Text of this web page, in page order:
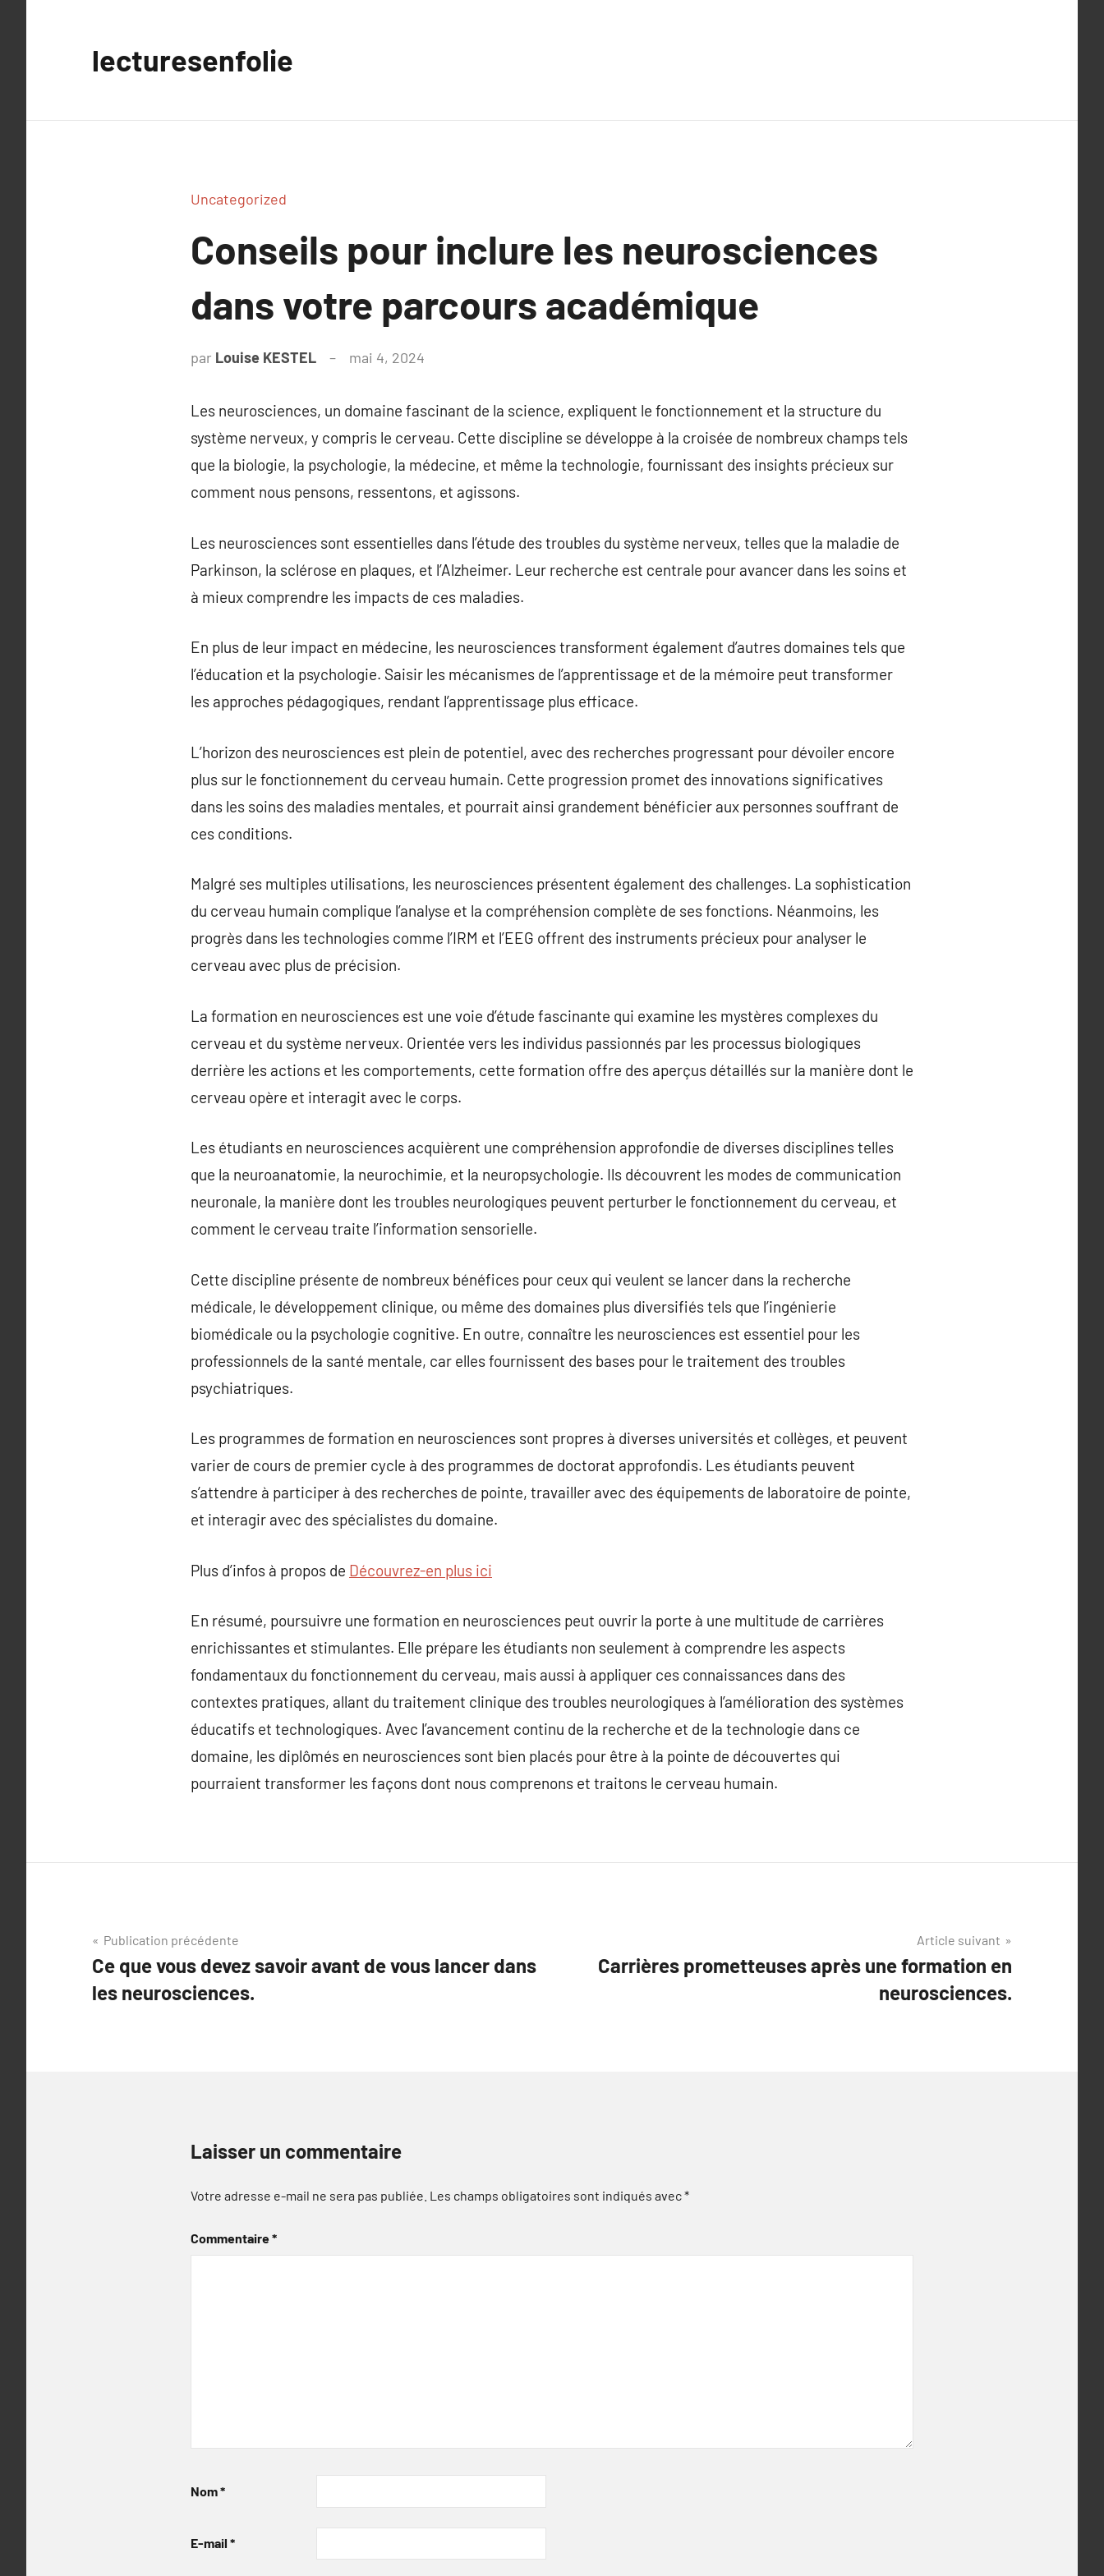
lecturesenfolie
Uncategorized
Conseils pour inclure les neurosciences
dans votre parcours académique
par Louise KESTEL mai 4, 2024
Les neurosciences, un domaine fascinant de la science, expliquent le fonctionnement et la structure du
système nerveux, y compris le cerveau. Cette discipline se développe à la croisée de nombreux champs tels
que la biologie, la psychologie, la médecine, et même la technologie, fournissant des insights précieux sur
comment nous pensons, ressentons, et agissons.
Les neurosciences sont essentielles dans l’étude des troubles du système nerveux, telles que la maladie de
Parkinson, la sclérose en plaques, et l’Alzheimer. Leur recherche est centrale pour avancer dans les soins et
à mieux comprendre les impacts de ces maladies.
En plus de leur impact en médecine, les neurosciences transforment également d’autres domaines tels que
l’éducation et la psychologie. Saisir les mécanismes de l’apprentissage et de la mémoire peut transformer
les approches pédagogiques, rendant l’apprentissage plus efficace.
L’horizon des neurosciences est plein de potentiel, avec des recherches progressant pour dévoiler encore
plus sur le fonctionnement du cerveau humain. Cette progression promet des innovations significatives
dans les soins des maladies mentales, et pourrait ainsi grandement bénéficier aux personnes souffrant de
ces conditions.
Malgré ses multiples utilisations, les neurosciences présentent également des challenges. La sophistication
du cerveau humain complique l’analyse et la compréhension complète de ses fonctions. Néanmoins, les
progrès dans les technologies comme l’IRM et l’EEG offrent des instruments précieux pour analyser le
cerveau avec plus de précision.
La formation en neurosciences est une voie d’étude fascinante qui examine les mystères complexes du
cerveau et du système nerveux. Orientée vers les individus passionnés par les processus biologiques
derrière les actions et les comportements, cette formation offre des aperçus détaillés sur la manière dont le
cerveau opère et interagit avec le corps.
Les étudiants en neurosciences acquièrent une compréhension approfondie de diverses disciplines telles
que la neuroanatomie, la neurochimie, et la neuropsychologie. Ils découvrent les modes de communication
neuronale, la manière dont les troubles neurologiques peuvent perturber le fonctionnement du cerveau, et
comment le cerveau traite l’information sensorielle.
Cette discipline présente de nombreux bénéfices pour ceux qui veulent se lancer dans la recherche
médicale, le développement clinique, ou même des domaines plus diversifiés tels que l’ingénierie
biomédicale ou la psychologie cognitive. En outre, connaître les neurosciences est essentiel pour les
professionnels de la santé mentale, car elles fournissent des bases pour le traitement des troubles
psychiatriques.
Les programmes de formation en neurosciences sont propres à diverses universités et collèges, et peuvent
varier de cours de premier cycle à des programmes de doctorat approfondis. Les étudiants peuvent
s’attendre à participer à des recherches de pointe, travailler avec des équipements de laboratoire de pointe,
et interagir avec des spécialistes du domaine.
Plus d’infos à propos de Découvrez-en plus ici
En résumé, poursuivre une formation en neurosciences peut ouvrir la porte à une multitude de carrières
enrichissantes et stimulantes. Elle prépare les étudiants non seulement à comprendre les aspects
fondamentaux du fonctionnement du cerveau, mais aussi à appliquer ces connaissances dans des
contextes pratiques, allant du traitement clinique des troubles neurologiques à l’amélioration des systèmes
éducatifs et technologiques. Avec l’avancement continu de la recherche et de la technologie dans ce
domaine, les diplômés en neurosciences sont bien placés pour être à la pointe de découvertes qui
pourraient transformer les façons dont nous comprenons et traitons le cerveau humain.
Navigation
de
l’article
Publication précédente
Ce que vous devez savoir avant de vous lancer dans
les neurosciences.
Article suivant
Carrières prometteuses après une formation en
neurosciences.
Laisser un commentaire
Votre adresse e-mail ne sera pas publiée. Les champs obligatoires sont indiqués avec*
Commentaire*
Nom*
E-mail *